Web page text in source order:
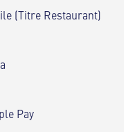
(Titre Restaurant)
Pay